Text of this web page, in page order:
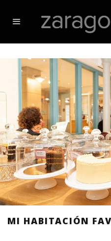
MI HABITACIÓN